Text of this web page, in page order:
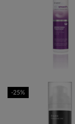
-25%